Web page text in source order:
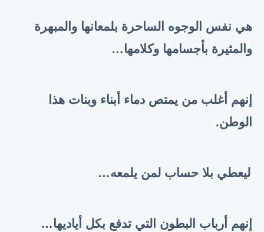
هي نفس الوجوه الساحرة بلمعانها والمبهرة
والمثيرة بأجسامها وكلامها…
إنهم أغلب من يمتص دماء أبناء وبنات هذا
الوطن.
ليعطي بلا حساب لمن يلمعه…
إنهم أرباب البطون التي تدفع بكل أياديها…